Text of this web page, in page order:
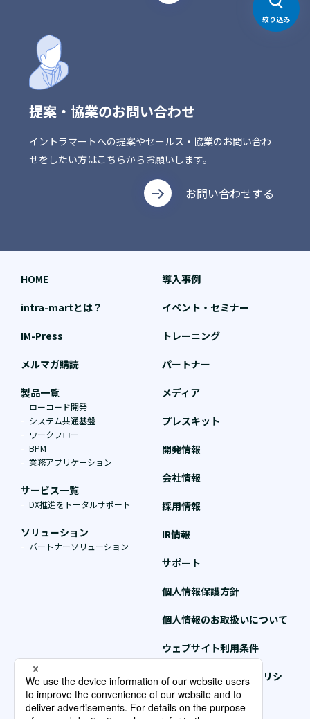
提案・協業のお問い合わせ
イントラマートへの提案やセールス・協業のお問い合わ
せをしたい方はこちらからお願いします。
お問い合わせする
HOME
intra-martとは？
IM-Press
メルマガ購読
製品一覧
ローコード開発
システム共通基盤
ワークフロー
BPM
業務アプリケーション
サービス一覧
DX推進をトータルサポート
ソリューション
パートナーソリューション
導入事例
イベント・セミナー
トレーニング
パートナー
メディア
プレスキット
開発情報
会社情報
採用情報
IR情報
サポート
個人情報保護方針
個人情報のお取扱いについて
ウェブサイト利用条件
クッキー（Cookie）ポリシ
ー
絞り込み